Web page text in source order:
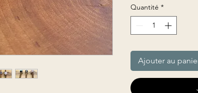
Quantité *
Ajouter au